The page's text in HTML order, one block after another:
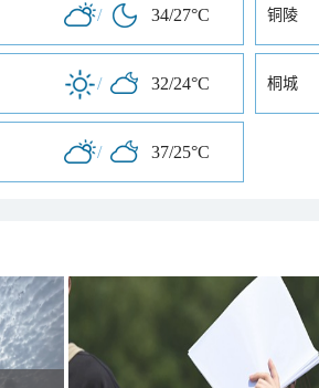
/ 34/27°C 铜陵
/ 32/24°C 桐城
/ 37/25°C